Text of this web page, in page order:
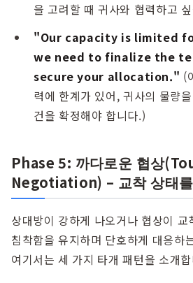
을 고려할 때 귀사와 협력하고
"Our capacity is limited
we need to finalize the
secure your allocation." (
력에 한계가 있어, 귀사의 물량
건을 확정해야 합니다.)
Phase 5: 까다로운 협상
Negotiation) – 교착 상태
상대방이 강하게 나오거나 협상이
침착함을 유지하며 단호하게 대응하
여기서는 세 가지 타개 패턴을 소개